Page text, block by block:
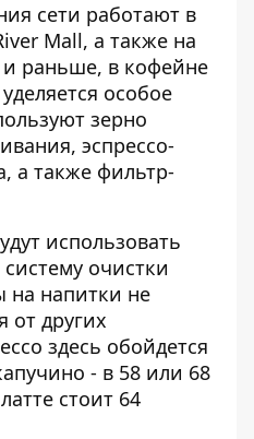
сети работают в
Mall, а также на
раньше, в кофейне
особое
зерно
эспрессо-
а также фильтр-
использовать
очистки
на напитки не
от других
здесь обойдется
- в 58 или 68
стоит 64